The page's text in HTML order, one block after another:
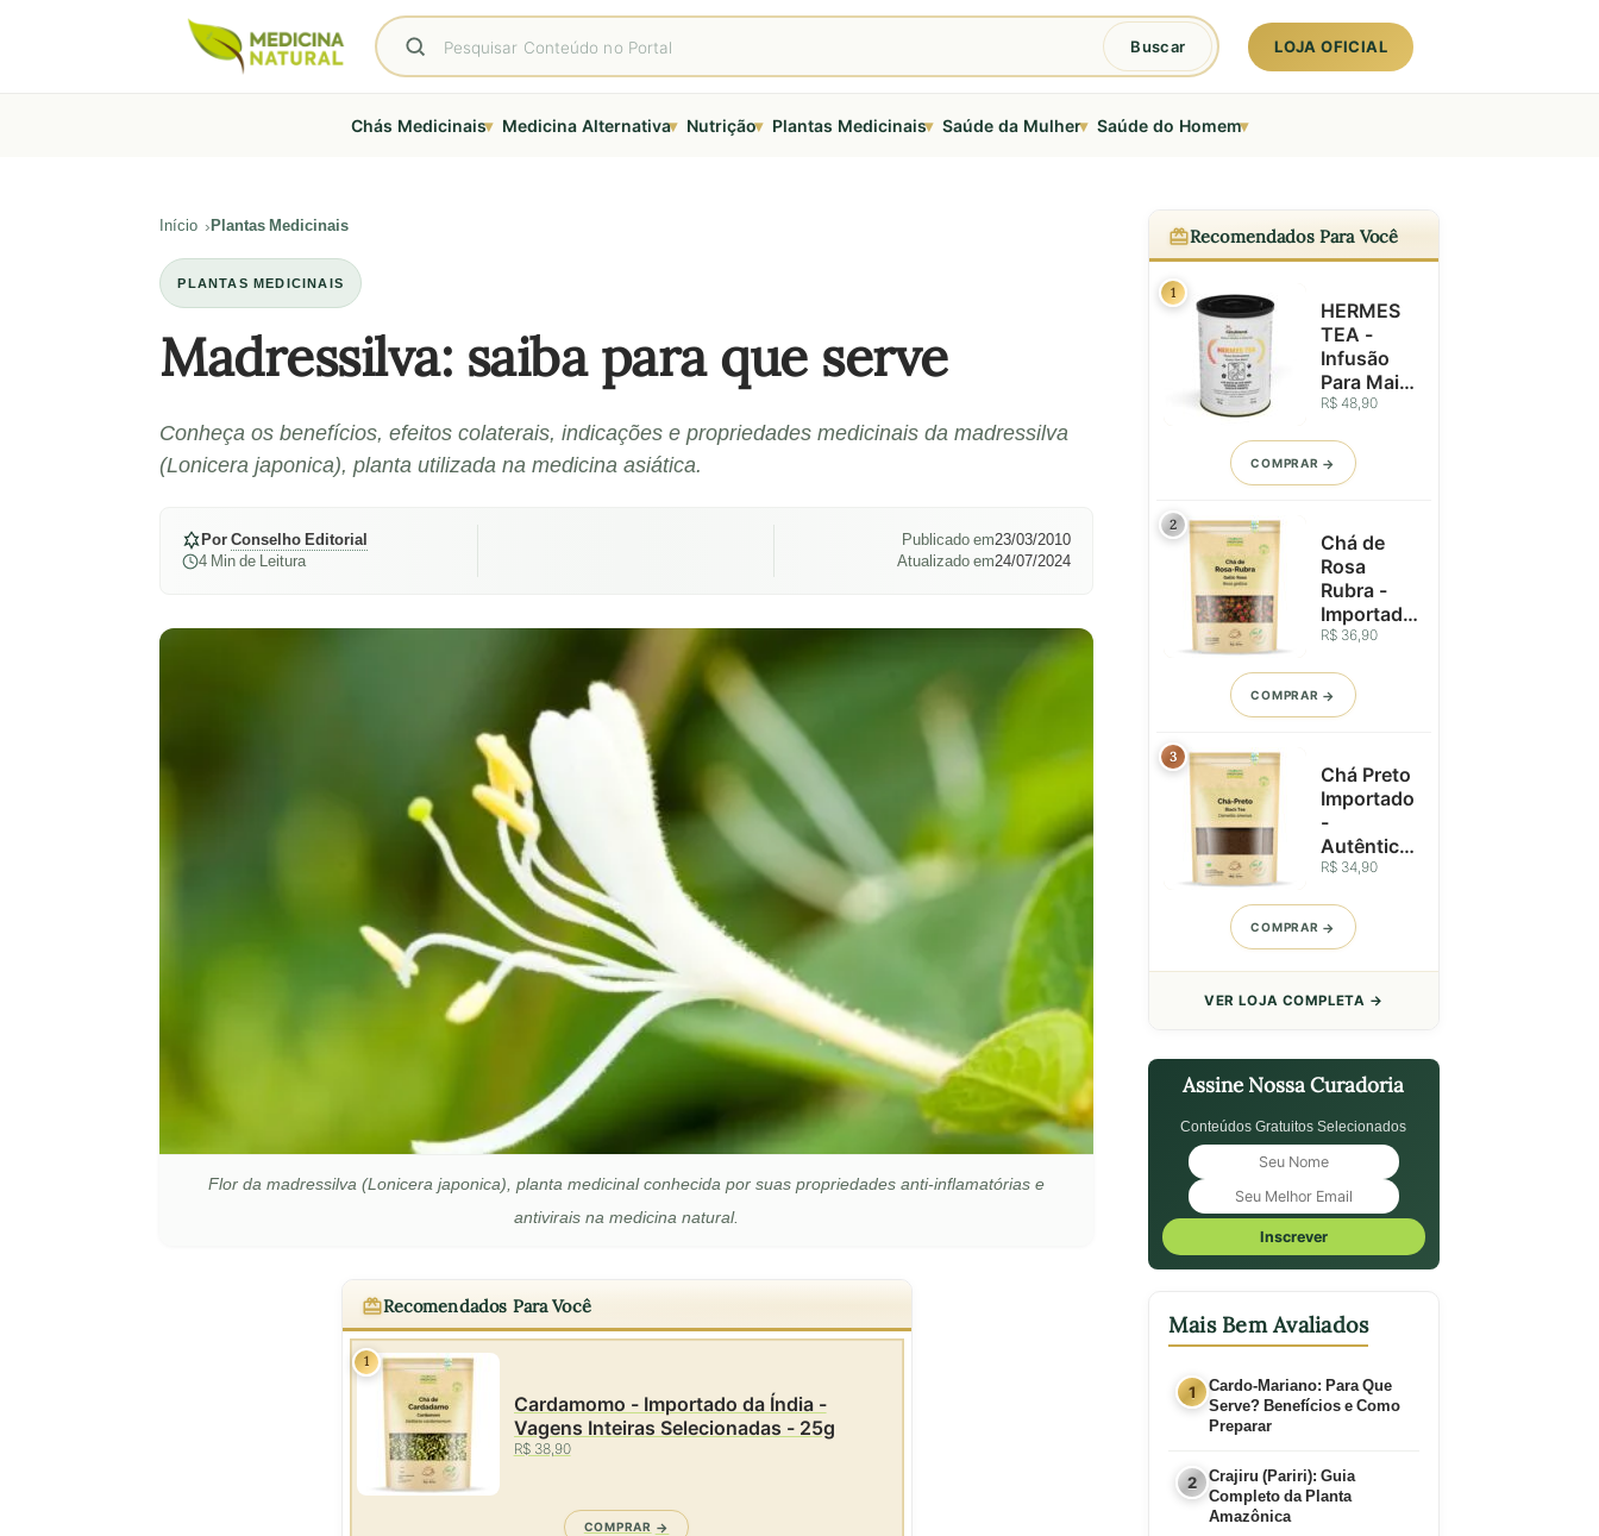
Buscar LOJA OFICIAL
Chás Medicinais▾ Medicina Alternativa▾ Nutrição▾ Plantas Medicinais▾ Saúde da Mulher▾ Saúde do Homem▾
Início Plantas Medicinais
PLANTAS MEDICINAIS
Madressilva: saiba para que serve
Conheça os benefícios, efeitos colaterais, indicações e propriedades medicinais da madressilva
(Lonicera japonica), planta utilizada na medicina asiática.
PorConselho Editorial
4 Min de Leitura
Publicado em23/03/2010
Atualizado em24/07/2024
Flor da madressilva (Lonicera japonica), planta medicinal conhecida por suas propriedades anti-inflamatórias e
antivirais na medicina natural.
Recomendados Para Você
1
Cardamomo - Importado da Índia -
Vagens Inteiras Selecionadas - 25g
R$ 38,90
COMPRAR
Recomendados Para Você
1
HERMES
TEA -
Infusão
Para Mais
Clareza,
Foco.
Blend
o Dia ou
Como Pré-
Treino -
Lata - 50g
R$ 48,90
COMPRAR
2
Chá de
Rosa
Rubra -
Importado
da Europa
Pétalas
Nobres -
R$ 36,90
COMPRAR
3
Chá Preto
Importado
-
Autêntico
e de
Controlad
a - 100g
R$ 34,90
COMPRAR
VER LOJA COMPLETA →
Assine Nossa Curadoria
Conteúdos Gratuitos Selecionados
Inscrever
Mais Bem Avaliados
Cardo-Mariano: Para Que
Serve? Benefícios e Como
Preparar
Crajiru (Pariri): Guia
Completo da Planta
Amazônica